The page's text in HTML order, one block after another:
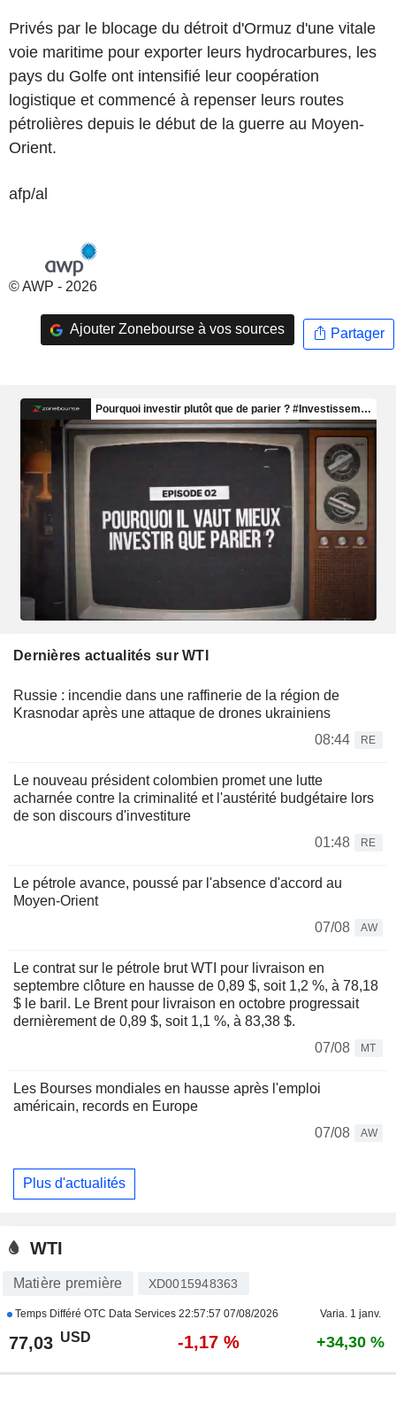
Privés par le blocage du détroit d'Ormuz d'une vitale
voie maritime pour exporter leurs hydrocarbures, les
pays du Golfe ont intensifié leur coopération
logistique et commencé à repenser leurs routes
pétrolières depuis le début de la guerre au Moyen-
Orient.
afp/al
© AWP - 2026
Ajouter Zonebourse à vos sources Partager
Dernières actualités sur WTI
Russie : incendie dans une raffinerie de la région de
Krasnodar après une attaque de drones ukrainiens
08:44
RE
Le nouveau président colombien promet une lutte
acharnée contre la criminalité et l'austérité budgétaire lors
de son discours d'investiture
01:48
RE
Le pétrole avance, poussé par l'absence d'accord au
Moyen-Orient
07/08
AW
Le contrat sur le pétrole brut WTI pour livraison en
septembre clôture en hausse de 0,89 $, soit 1,2 %, à 78,18
$ le baril. Le Brent pour livraison en octobre progressait
dernièrement de 0,89 $, soit 1,1 %, à 83,38 $.
07/08
MT
Les Bourses mondiales en hausse après l'emploi
américain, records en Europe
07/08
AW
Plus d'actualités
WTI
Matière première XD0015948363
Temps Différé OTC Data Services 22:57:57 07/08/2026 Varia. 1 janv.
77,03 USD -1,17 % +34,30 %